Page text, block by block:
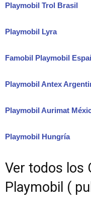
Playmobil Trol Brasil
Playmobil Lyra
Famobil Playmobil
Playmobil Antex
Playmobil Aurimat
Playmobil Hungría
Ver todos los
Playmobil (